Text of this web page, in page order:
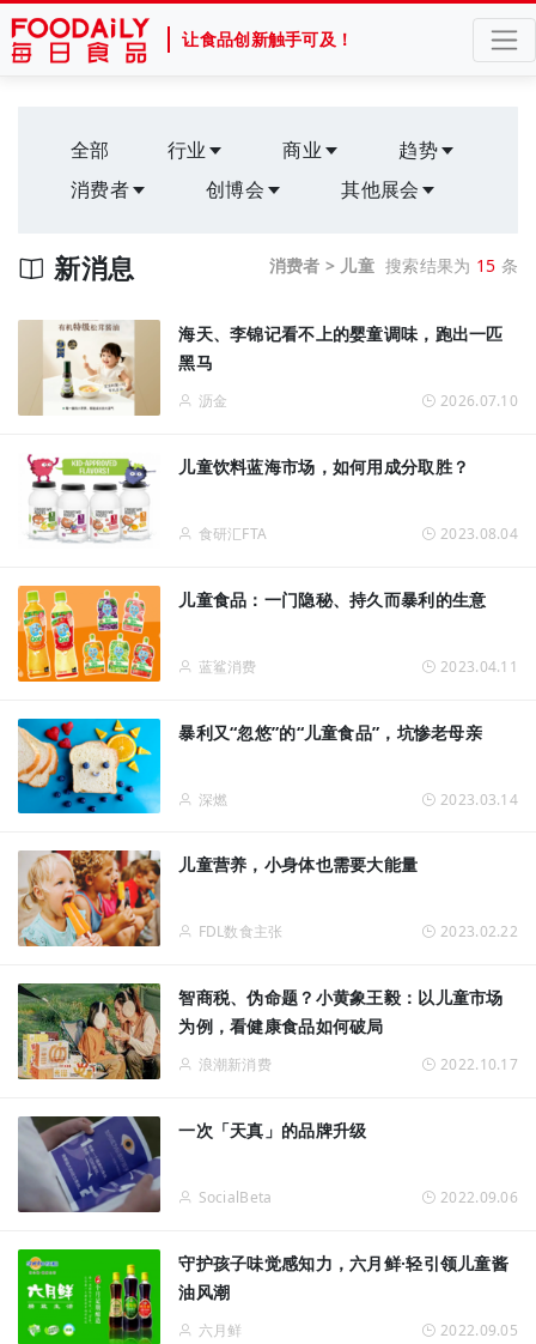
让食品创新触手可及！
全部 行业 商业
趋势
消费者
创博会 其他展会
消费者 > 儿童 搜索结果为 15 条
新消息
海天、李锦记看不上的婴童调味，跑出一匹
黑马
沥金 2026.07.10
儿童饮料蓝海市场，如何用成分取胜？
食研汇FTA 2023.08.04
儿童食品：一门隐秘、持久而暴利的生意
蓝鲨消费 2023.04.11
暴利又“忽悠”的“儿童食品”，坑惨老母亲
深燃 2023.03.14
儿童营养，小身体也需要大能量
FDL数食主张 2023.02.22
智商税、伪命题？小黄象王毅：以儿童市场
为例，看健康食品如何破局
浪潮新消费 2022.10.17
一次「天真」的品牌升级
SocialBeta 2022.09.06
守护孩子味觉感知力，六月鲜·轻引领儿童酱
油风潮
六月鲜 2022.09.05